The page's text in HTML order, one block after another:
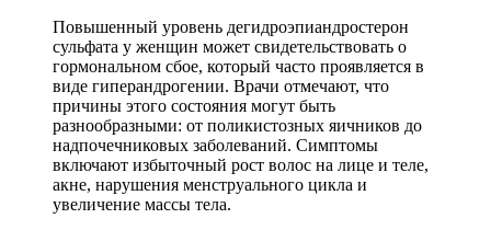
Повышенный уровень дегидроэпиандростерон
сульфата у женщин может свидетельствовать о
гормональном сбое, который часто проявляется в
виде гиперандрогении. Врачи отмечают, что
причины этого состояния могут быть
разнообразными: от поликистозных яичников до
надпочечниковых заболеваний. Симптомы
включают избыточный рост волос на лице и теле,
акне, нарушения менструального цикла и
увеличение массы тела.